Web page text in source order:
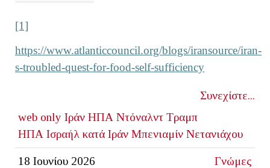
[1]
https://www.atlanticcouncil.org/blogs/iransource/iran-
s-troubled-quest-for-food-self-sufficiency
Συνεχίστε...
web only Ιράν ΗΠΑ Ντόναλντ Τραμπ
ΗΠΑ Ισραήλ κατά Ιράν Μπενιαμίν Νετανιάχου
18 Ιουνίου 2026 Γνώμες